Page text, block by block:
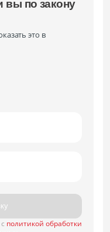
вы по закону
это в
политикой обработки